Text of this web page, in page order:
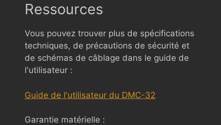
Ressources
Vous pouvez trouver plus de spécifications
techniques, de précautions de sécurité et
de schémas de câblage dans le guide de
l'utilisateur :
Guide de l'utilisateur du DMC-32
Garantie matérielle :